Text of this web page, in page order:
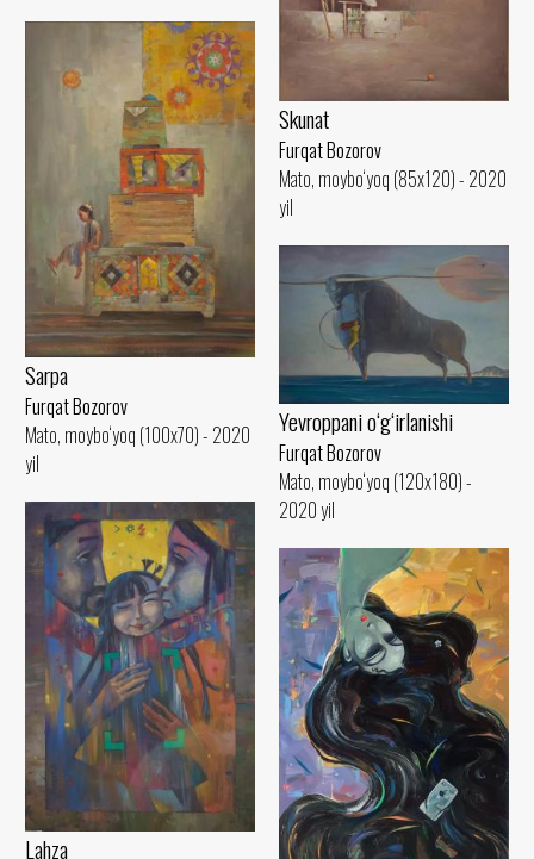
Skunat
Furqat Bozorov
Mato, moybo‘yoq (85x120) - 2020
yil
Sarpa
Furqat Bozorov
Mato, moybo‘yoq (100x70) - 2020
yil
Yevroppani o‘g‘irlanishi
Furqat Bozorov
Mato, moybo‘yoq (120x180) -
2020 yil
Lahza